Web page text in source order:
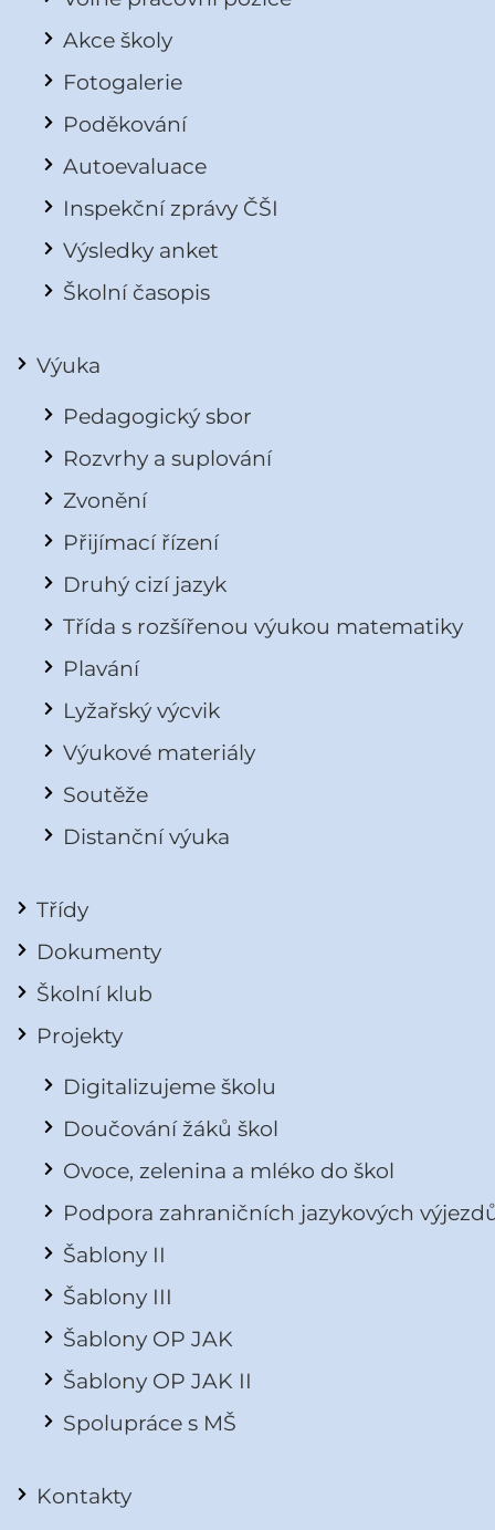
Akce školy
Fotogalerie
Poděkování
Autoevaluace
Inspekční zprávy ČŠI
Výsledky anket
Školní časopis
Výuka
Pedagogický sbor
Rozvrhy a suplování
Zvonění
Přijímací řízení
Druhý cizí jazyk
Třída s rozšířenou výukou matematiky
Plavání
Lyžařský výcvik
Výukové materiály
Soutěže
Distanční výuka
Třídy
Dokumenty
Školní klub
Projekty
Digitalizujeme školu
Doučování žáků škol
Ovoce, zelenina a mléko do škol
Podpora zahraničních jazykových
Šablony II
Šablony III
Šablony OP JAK
Šablony OP JAK II
Spolupráce s MŠ
Kontakty